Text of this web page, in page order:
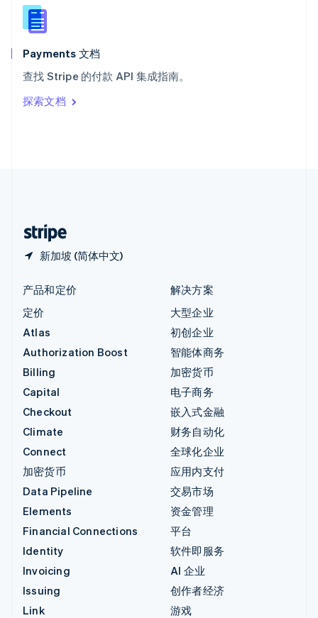
Payments 文档
查找 Stripe 的付款 API 集成指南。
探索文档
新加坡 (简体中文)
新西兰
English
匈牙利
English
ItalianoEnglish
印度
English
产品和定价
定价
Atlas
Authorization Boost
Billing
Capital
Checkout
Climate
Connect
加密货币
Data Pipeline
Elements
Financial Connections
Identity
Invoicing
Issuing
Link
解决方案
大型企业
初创企业
智能体商务
加密货币
电子商务
嵌入式金融
财务自动化
全球化企业
应用内支付
交易市场
资金管理
平台
软件即服务
AI 企业
创作者经济
游戏